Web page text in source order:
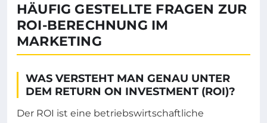
HÄUFIG GESTELLTE FRAGEN ZUR
ROI-BERECHNUNG IM
MARKETING
WAS VERSTEHT MAN GENAU UNTER
DEM RETURN ON INVESTMENT (ROI)?
Der ROI ist eine betriebswirtschaftliche